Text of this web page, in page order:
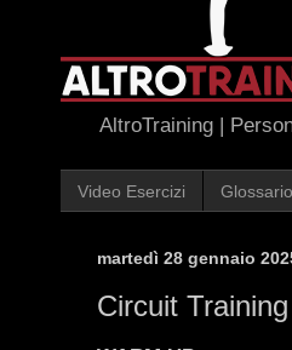
AltroTraining |
Video Esercizi Glossario
martedì 28 gennaio
Circuit